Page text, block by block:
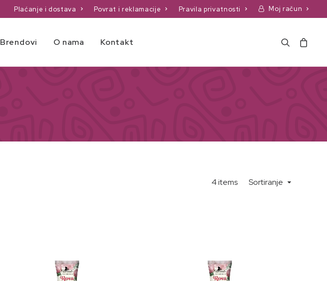
Plaćanje i dostava Povrat i reklamacije Pravila privatnosti Moj račun
Brendovi O nama Kontakt
Sortiranje
4 items